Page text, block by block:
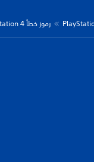
رموز خطأ PlayStation 4